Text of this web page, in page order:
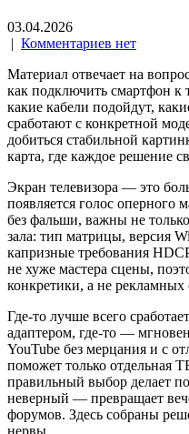
03.04.2026
| Комментариев нет
Материал отвечает на
как подключить смартфон к
какие кабели подойдут,
сработают с конкретной
добиться стабильной
карта, где каждое решение
Экран телевизора — это
появляется голос оперного
без фальши, важны не
зала: тип матрицы, версия
капризные требования
не хуже мастера сцены,
конкретики, а не
Где-то лучше всего
адаптером, где-то —
YouTube без мерцания и с
поможет только отдельная
правильный выбор делает
неверный — превращает
форумов. Здесь собраны
нервы.